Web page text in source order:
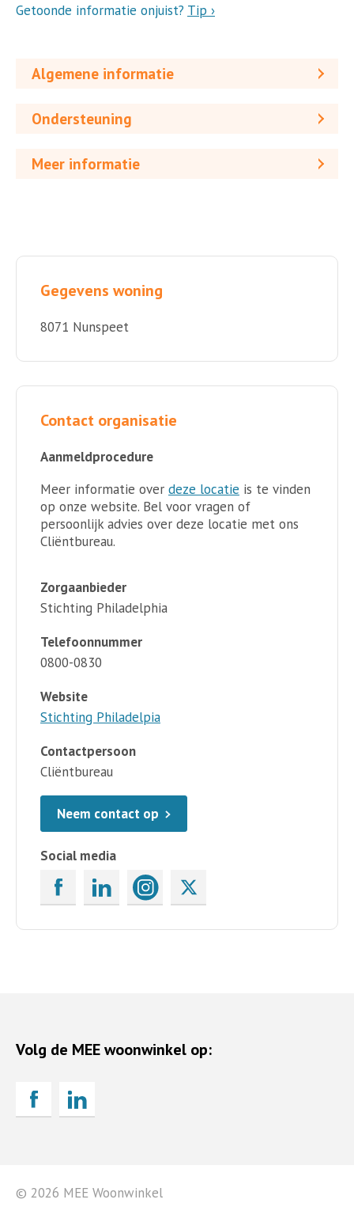
Getoonde informatie onjuist? Tip ›
Algemene informatie
Ondersteuning
Meer informatie
Gegevens woning
8071 Nunspeet
Contact organisatie
Aanmeldprocedure
Meer informatie over deze locatie is te vinden
op onze website. Bel voor vragen of
persoonlijk advies over deze locatie met ons
Cliëntbureau.
Zorgaanbieder
Stichting Philadelphia
Telefoonnummer
0800-0830
Website
Stichting Philadelpia
Contactpersoon
Cliëntbureau
Neem contact op
Social media
Volg de MEE woonwinkel op:
© 2026 MEE Woonwinkel